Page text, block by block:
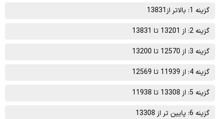
گزینه 1: بالاتر از13831
گزینه 2: از 13201 تا 13831
گزینه 3: از 12570 تا 13200
گزینه 4: از 11939 تا 12569
گزینه 5: از 13308 تا 11938
گزینه 6: پایین تر از 13308